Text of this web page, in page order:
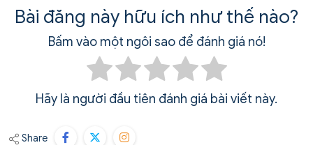
Bài đăng này hữu ích như thế nào?
Bấm vào một ngôi sao để đánh giá nó!
Hãy là người đầu tiên đánh giá bài viết này.
Share